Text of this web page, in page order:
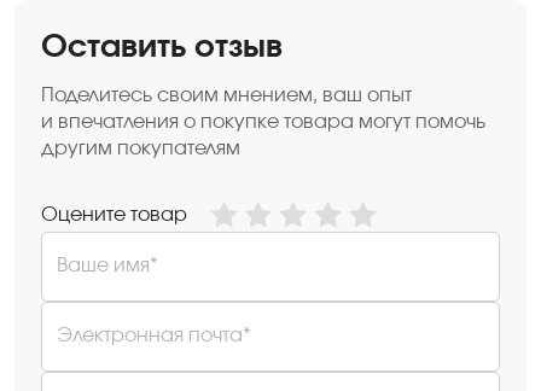
Оставить отзыв
Поделитесь своим мнением, ваш опыт
и впечатления о покупке товара могут помочь
другим покупателям
Оцените товар
Ваше имя*
Электронная почта*